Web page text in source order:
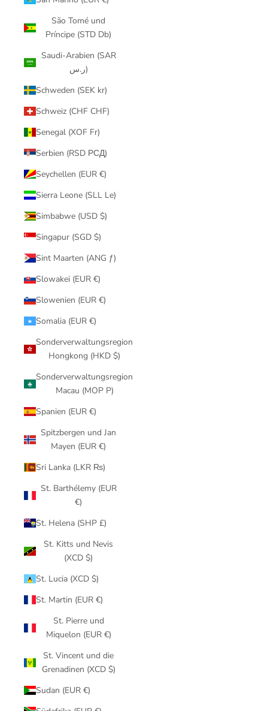
São Tomé und
Príncipe (STD Db)
Saudi-Arabien (SAR
ر.س)
Schweden (SEK kr)
Schweiz (CHF CHF)
Senegal (XOF Fr)
Serbien (RSD РСД)
Seychellen (EUR €)
Sierra Leone (SLL Le)
Simbabwe (USD $)
Singapur (SGD $)
Sint Maarten (ANG ƒ)
Slowakei (EUR €)
Slowenien (EUR €)
Somalia (EUR €)
Sonderverwaltungsregion
Hongkong (HKD $)
Sonderverwaltungsregion
Macau (MOP P)
Spanien (EUR €)
Spitzbergen und Jan
Mayen (EUR €)
Sri Lanka (LKR ₨)
St. Barthélemy (EUR
€)
St. Helena (SHP £)
St. Kitts und Nevis
(XCD $)
St. Lucia (XCD $)
St. Martin (EUR €)
St. Pierre und
Miquelon (EUR €)
St. Vincent und die
Grenadinen (XCD $)
Sudan (EUR €)